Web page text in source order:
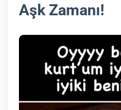
Aşk Zamanı!